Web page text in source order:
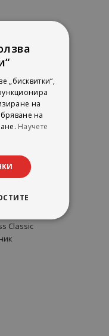
Classic
„бисквитки“,
на
на
Научете